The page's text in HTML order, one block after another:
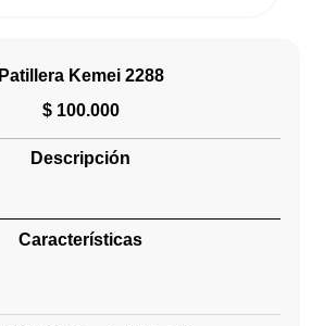
Patillera Kemei 2288
$100.000
Descripción
Características